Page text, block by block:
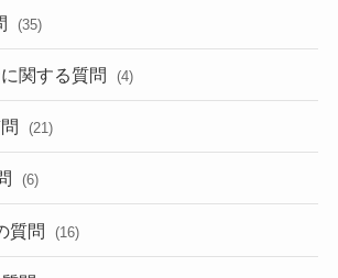
(35)
関する質問 (4)
(21)
(6)
質問 (16)